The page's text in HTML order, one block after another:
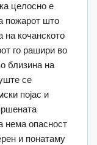
целосно е
пожарот што
на кочанското
го рашири во
близина на
се
појас и
нема опасност
и понатаму